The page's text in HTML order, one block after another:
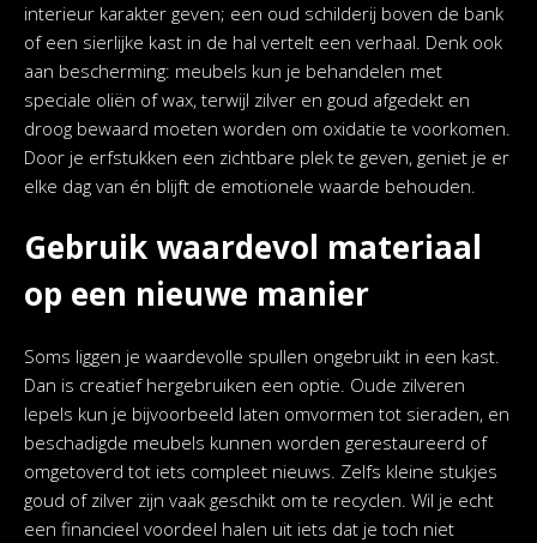
interieur karakter geven; een oud schilderij boven de bank
of een sierlijke kast in de hal vertelt een verhaal. Denk ook
aan bescherming: meubels kun je behandelen met
speciale oliën of wax, terwijl zilver en goud afgedekt en
droog bewaard moeten worden om oxidatie te voorkomen.
Door je erfstukken een zichtbare plek te geven, geniet je er
elke dag van én blijft de emotionele waarde behouden.
Gebruik waardevol materiaal
op een nieuwe manier
Soms liggen je waardevolle spullen ongebruikt in een kast.
Dan is creatief hergebruiken een optie. Oude zilveren
lepels kun je bijvoorbeeld laten omvormen tot sieraden, en
beschadigde meubels kunnen worden gerestaureerd of
omgetoverd tot iets compleet nieuws. Zelfs kleine stukjes
goud of zilver zijn vaak geschikt om te recyclen. Wil je echt
een financieel voordeel halen uit iets dat je toch niet